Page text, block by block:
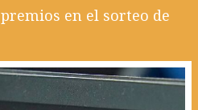
en el sorteo de